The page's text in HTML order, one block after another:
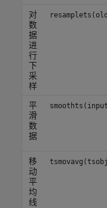
对
数
据
进
行
下
采
样
平
滑
数
据
移
动
平
均
线